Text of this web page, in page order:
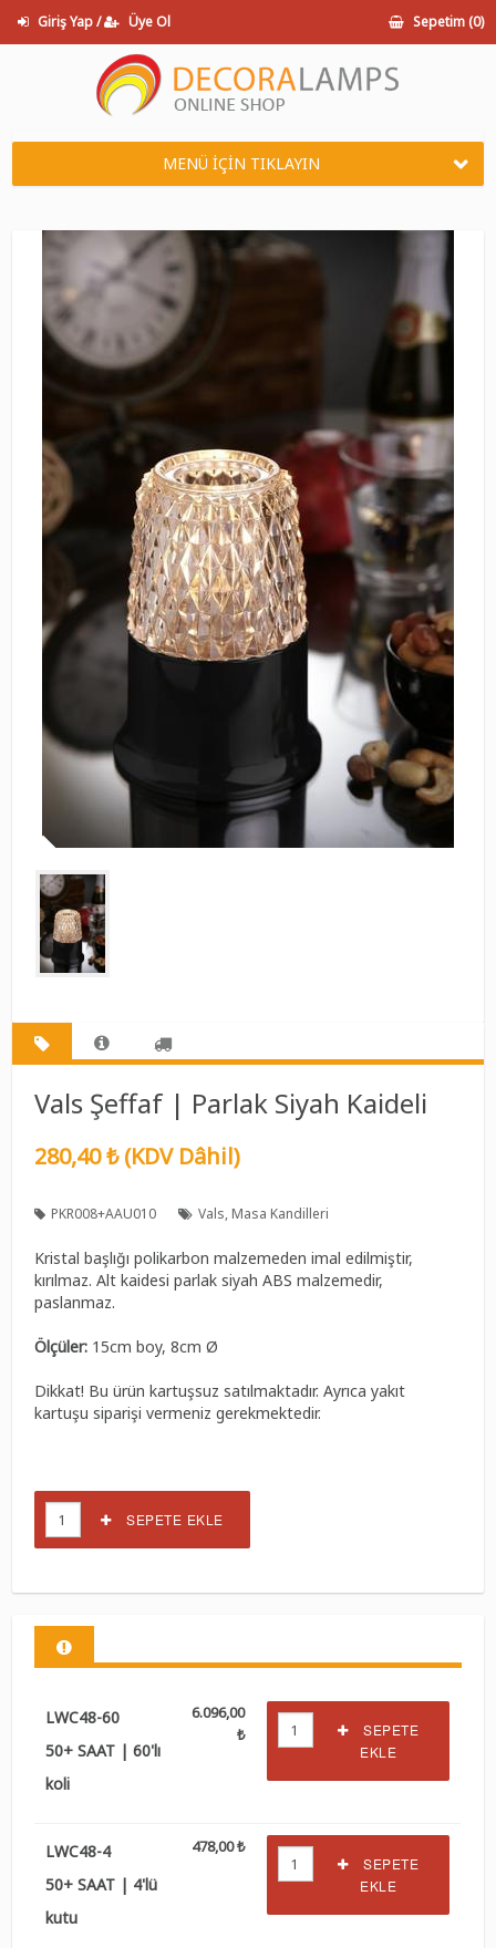
Giriş Yap / Üye Ol Sepetim (0)
MENÜ İÇİN TIKLAYIN
Vals Şeffaf | Parlak Siyah Kaideli
280,40 ₺ (KDV Dâhil)
PKR008+AAU010 Vals Masa Kandilleri
Kristal başlığı polikarbon malzemeden imal edilmiştir,
kırılmaz. Alt kaidesi parlak siyah ABS malzemedir,
paslanmaz.
Ölçüler: 15cm boy, 8cm Ø
Dikkat! Bu ürün kartuşsuz satılmaktadır. Ayrıca yakıt
kartuşu siparişi vermeniz gerekmektedir.
SEPETE EKLE
LWC48-60
50+ SAAT | 60'lı
koli
6.096,00
₺
SEPETE
EKLE
LWC48-4
50+ SAAT | 4'lü
kutu
478,00 ₺
SEPETE
EKLE